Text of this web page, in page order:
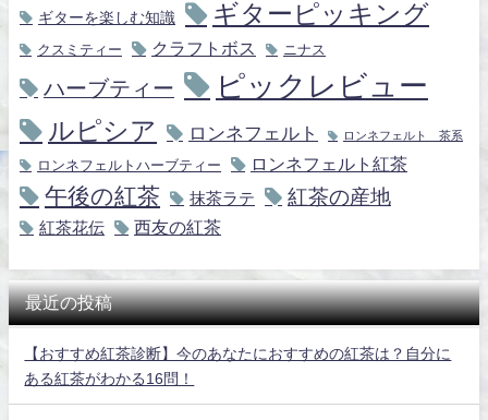
ギターを楽しむ知識 ギターピッキング
クスミティー クラフトボス ニナス
ハーブティー ピックレビュー
ルピシア ロンネフェルト ロンネフェルト 茶系
ロンネフェルトハーブティー ロンネフェルト紅茶
午後の紅茶 抹茶ラテ 紅茶の産地
紅茶花伝 西友の紅茶
最近の投稿
【おすすめ紅茶診断】今のあなたにおすすめの紅茶は？自分に
ある紅茶がわかる16問！